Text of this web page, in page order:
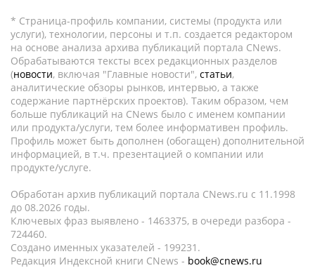
* Страница-профиль компании, системы (продукта или
услуги), технологии, персоны и т.п. создается редактором
на основе анализа архива публикаций портала CNews.
Обрабатываются тексты всех редакционных разделов
(новости, включая "Главные новости", статьи,
аналитические обзоры рынков, интервью, а также
содержание партнёрских проектов). Таким образом, чем
больше публикаций на CNews было с именем компании
или продукта/услуги, тем более информативен профиль.
Профиль может быть дополнен (обогащен) дополнительной
информацией, в т.ч. презентацией о компании или
продукте/услуге.
Обработан архив публикаций портала CNews.ru c 11.1998
до 08.2026 годы.
Ключевых фраз выявлено - 1463375, в очереди разбора -
724460.
Создано именных указателей - 199231.
Редакция Индексной книги CNews - book@cnews.ru